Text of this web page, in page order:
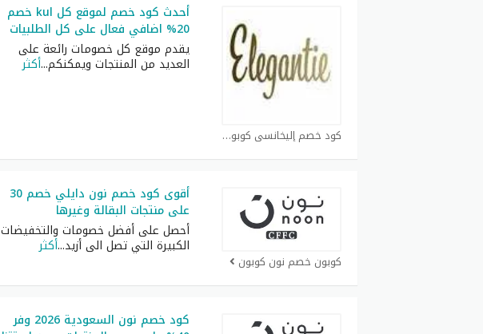
كود خصم إليخانسي كوبون
أحدث كود خصم لموقع كل kul خصم
20% اضافي فعال على كل الطلبيات
يقدم موقع كل خصومات رائعة على
العديد من المنتجات ويمكنكم...أكثر
كوبون خصم نون كوبون
أقوى كود خصم نون دايلي خصم 30
على منتجات البقالة وغيرها
أحصل على أفضل خصومات والتخفيضات
الكبيرة التي تصل الى أزيد...أكثر
كود خصم نون السعودية 2026 وفر